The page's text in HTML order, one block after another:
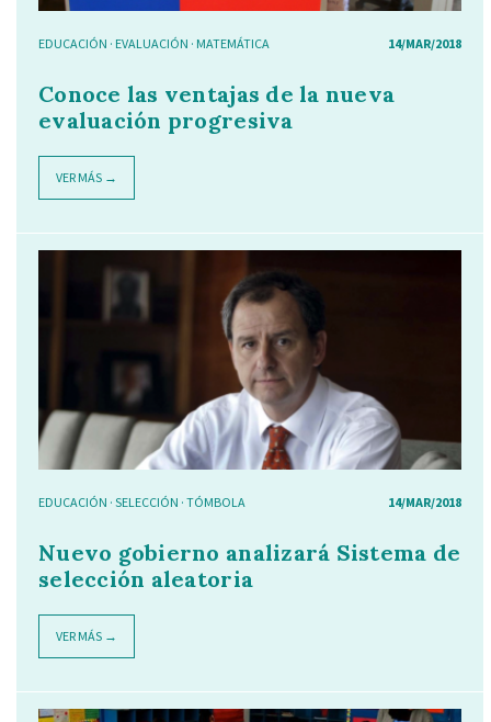
EDUCACIÓN · EVALUACIÓN · MATEMÁTICA 14/MAR/2018
Conoce las ventajas de la nueva
evaluación progresiva
VER MÁS →
EDUCACIÓN · SELECCIÓN · TÓMBOLA 14/MAR/2018
Nuevo gobierno analizará Sistema de
selección aleatoria
VER MÁS →